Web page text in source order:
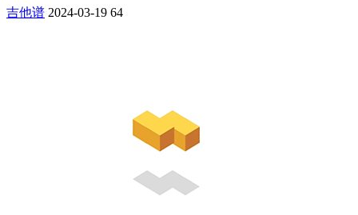
吉他谱 2024-03-19 64